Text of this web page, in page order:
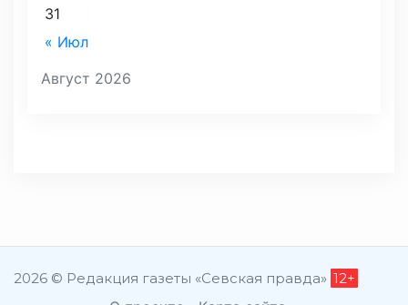
Август 2026
« Июл
31
2026 © Редакция газеты «Севская правда» 12+